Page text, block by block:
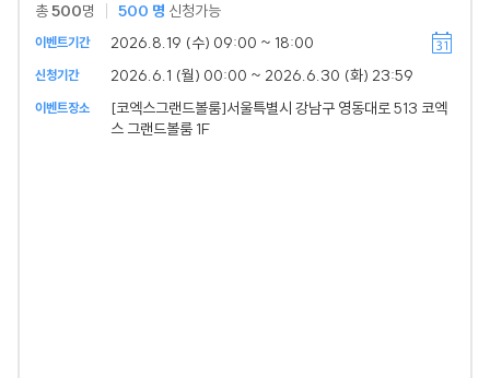
총500명 500 명 신청가능
이벤트기간 2026.8.19 (수) 09:00 ~ 18:00
신청기간 2026.6.1 (월) 00:00 ~ 2026.6.30 (화) 23:59
이벤트장소
[코엑스그랜드볼룸]서울특별시 강남구 영동대로 513 코엑
스 그랜드볼룸 1F